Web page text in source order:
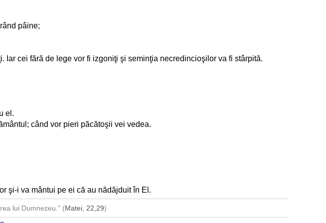
pâine;
cei fără de lege vor fi izgoniţi şi seminţia necredincioşilor va fi stârpită.
el.
când vor pieri păcătoşii vei vedea.
şi-i va mântui pe ei că au nădăjduit în El.
lui Dumnezeu." (Matei, 22,29)